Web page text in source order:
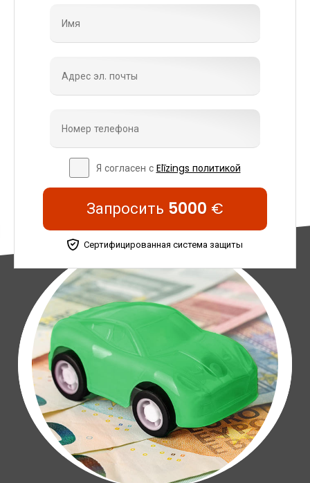
Я согласен с Elīzings политикой
Запросить 5000 €
Сертифицированная система защиты